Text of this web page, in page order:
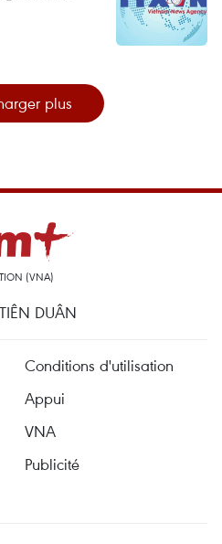
plus
(VNA)
DUÂN
Conditions d'utilisation
Appui
VNA
Publicité